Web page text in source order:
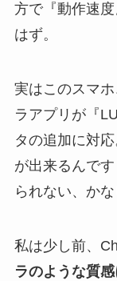
方で『動作速
はず。
実はこのスマ
ラアプリが『
タの追加に対
が出来るんで
られない、か
私は少し前、
ラのような質